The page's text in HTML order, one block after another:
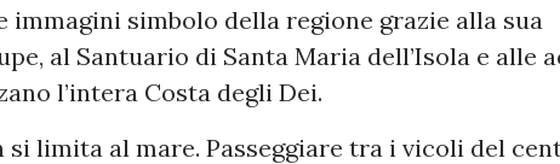
immagini simbolo della regione grazie alla sua
al Santuario di Santa Maria dell’Isola e alle
l’intera Costa degli Dei.
limita al mare. Passeggiare tra i vicoli del